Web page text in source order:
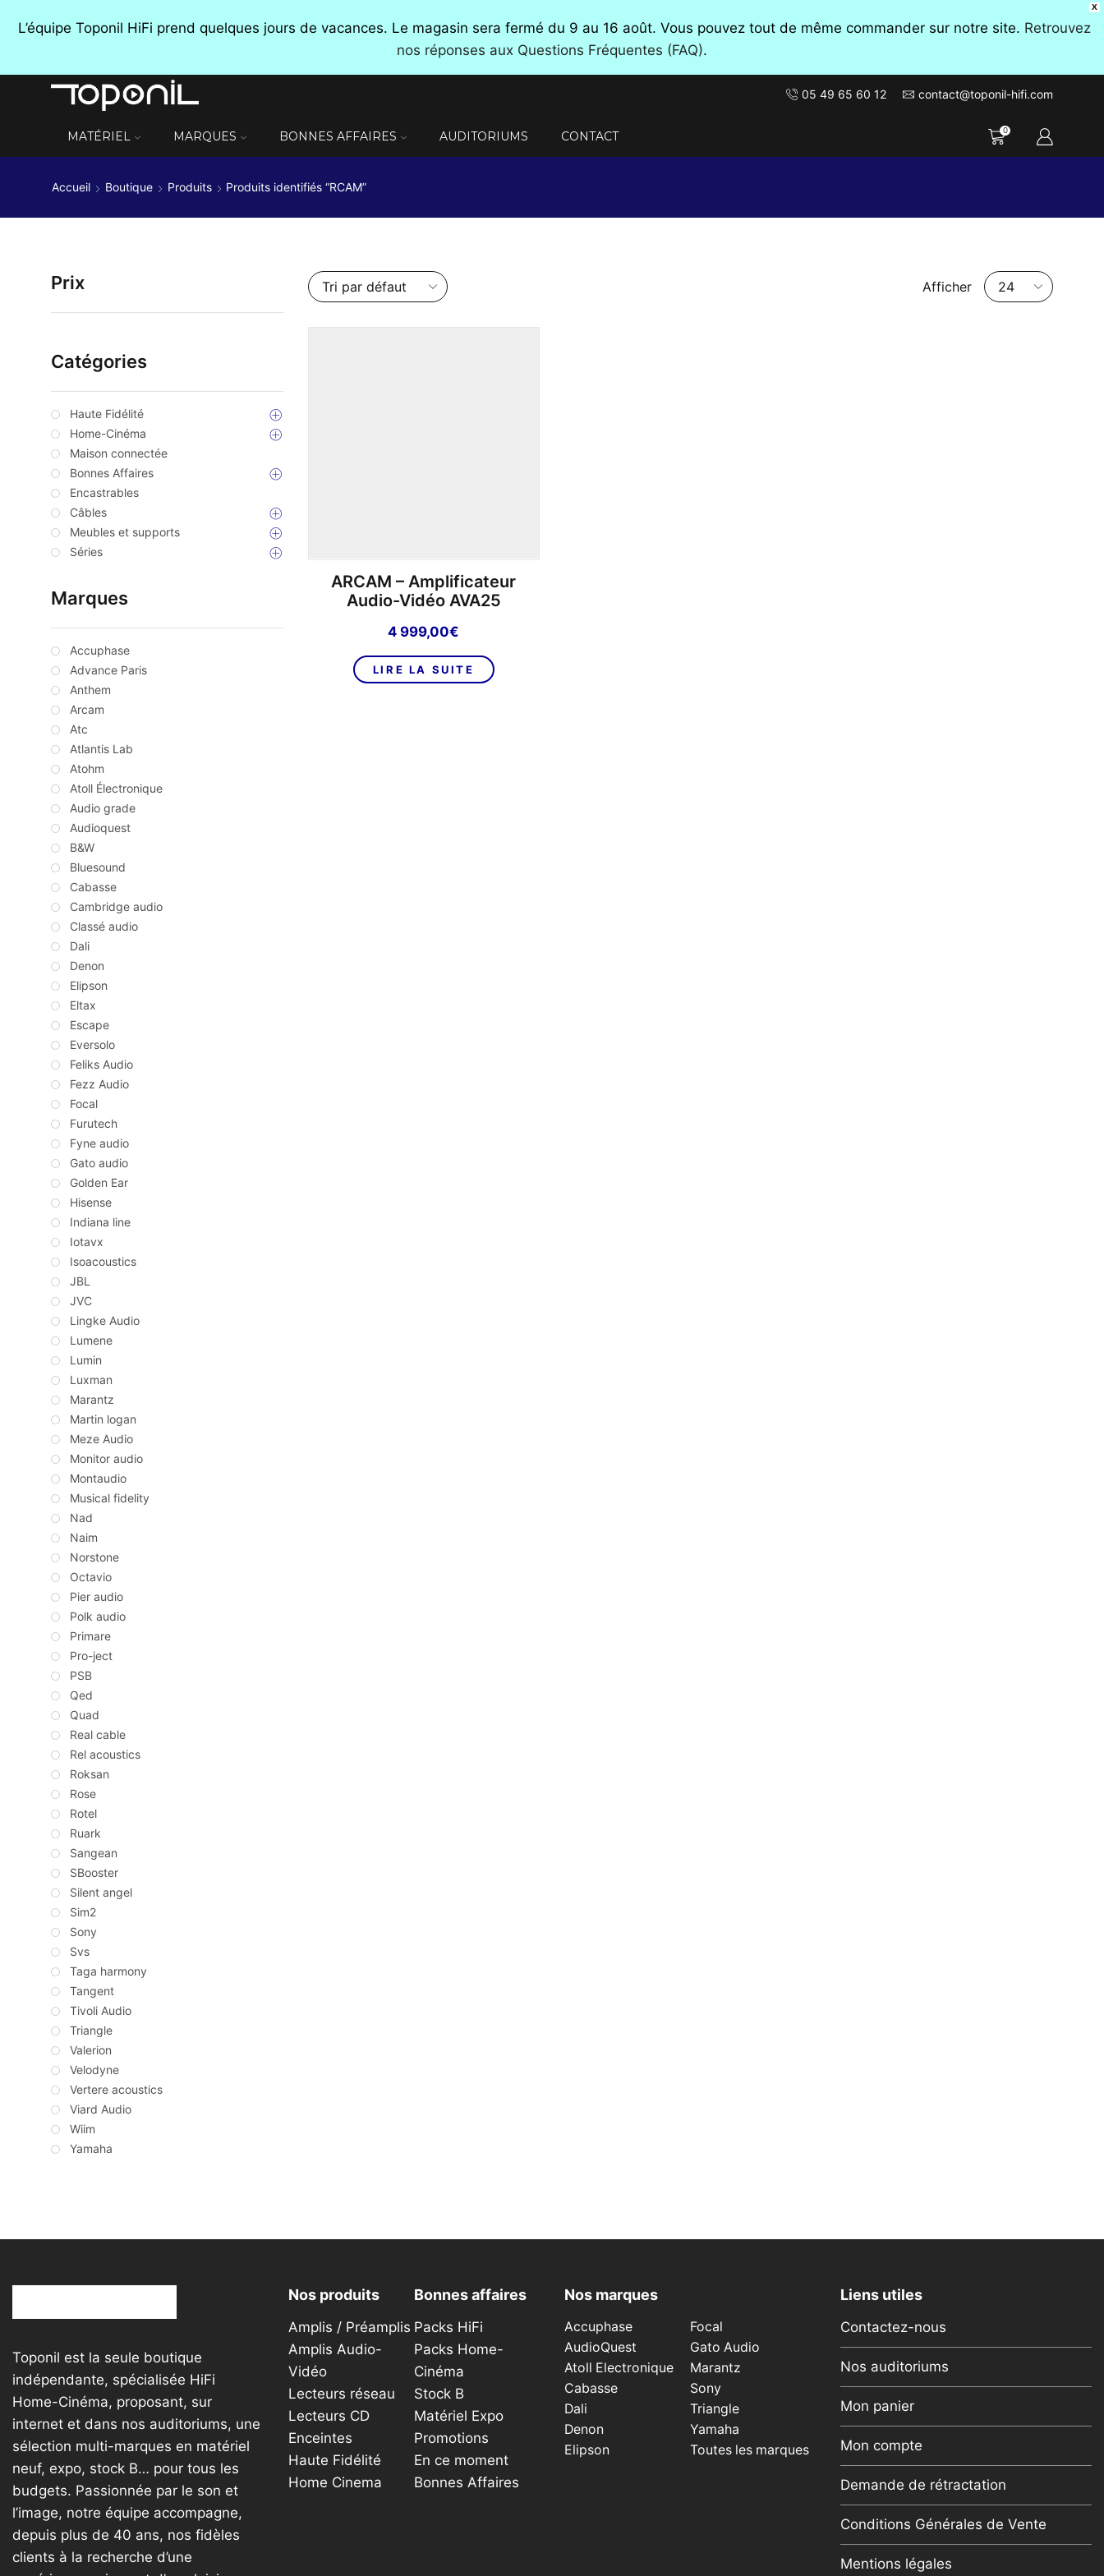
X
L’équipe Toponil HiFi prend quelques jours de vacances. Le magasin sera fermé du 9 au 16 août. Vous pouvez tout de même commander sur notre site. Retrouvez
nos réponses aux Questions Fréquentes (FAQ).
05 49 65 60 12 contact@toponil-hifi.com
MATÉRIEL MARQUES BONNES AFFAIRES AUDITORIUMS CONTACT 0
Accueil Boutique Produits Produits identifiés “RCAM”
Afficher
Nombre
de
ARCAM – Amplificateur
Audio-Vidéo AVA25
4 999,00€
LIRE LA SUITE
Prix
Catégories
Haute Fidélité
Home-Cinéma
Maison connectée
Bonnes Affaires
Encastrables
Câbles
Meubles et supports
Séries
Marques
Accuphase
Advance Paris
Anthem
Arcam
Atc
Atlantis Lab
Atohm
Atoll Électronique
Audio grade
Audioquest
B&W
Bluesound
Cabasse
Cambridge audio
Classé audio
Dali
Denon
Elipson
Eltax
Escape
Eversolo
Feliks Audio
Fezz Audio
Focal
Furutech
Fyne audio
Gato audio
Golden Ear
Hisense
Indiana line
Iotavx
Isoacoustics
JBL
JVC
Lingke Audio
Lumene
Lumin
Luxman
Marantz
Martin logan
Meze Audio
Monitor audio
Montaudio
Musical fidelity
Nad
Naim
Norstone
Octavio
Pier audio
Polk audio
Primare
Pro-ject
PSB
Qed
Quad
Real cable
Rel acoustics
Roksan
Rose
Rotel
Ruark
Sangean
SBooster
Silent angel
Sim2
Sony
Svs
Taga harmony
Tangent
Tivoli Audio
Triangle
Valerion
Velodyne
Vertere acoustics
Viard Audio
Wiim
Yamaha
Toponil est la seule boutique
indépendante, spécialisée HiFi
Home-Cinéma, proposant, sur
internet et dans nos auditoriums, une
sélection multi-marques en matériel
neuf, expo, stock B… pour tous les
budgets. Passionnée par le son et
l’image, notre équipe accompagne,
depuis plus de 40 ans, nos fidèles
clients à la recherche d’une
Nos produits
Amplis / Préamplis
Amplis Audio-
Vidéo
Lecteurs réseau
Lecteurs CD
Enceintes
Haute Fidélité
Home Cinema
Bonnes affaires
Packs HiFi
Packs Home-
Cinéma
Stock B
Matériel Expo
Promotions
En ce moment
Bonnes Affaires
Nos marques
Accuphase
AudioQuest
Atoll Electronique
Cabasse
Dali
Denon
Elipson
Focal
Gato Audio
Marantz
Sony
Triangle
Yamaha
Toutes les marques
Liens utiles
Contactez-nous
Nos auditoriums
Mon panier
Mon compte
Demande de rétractation
Conditions Générales de Vente
Mentions légales